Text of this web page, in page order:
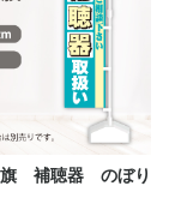
旗 補聴器 のぼり